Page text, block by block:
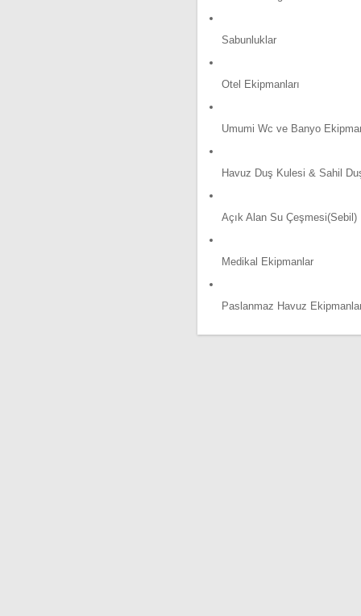
Sabunluklar
Otel Ekipmanları
Umumi Wc ve Banyo
Havuz Duş Kulesi & Sahil
Açık Alan Su Çeşmesi(Sebil)
Medikal Ekipmanlar
Paslanmaz Havuz